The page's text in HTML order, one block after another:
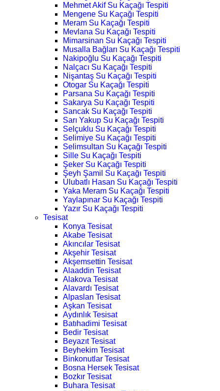
Mehmet Akif Su Kaçağı Tespiti
Mengene Su Kaçağı Tespiti
Meram Su Kaçağı Tespiti
Mevlana Su Kaçağı Tespiti
Mimarsinan Su Kaçağı Tespiti
Musalla Bağları Su Kaçağı Tespiti
Nakipoğlu Su Kaçağı Tespiti
Nalçacı Su Kaçağı Tespiti
Nişantaş Su Kaçağı Tespiti
Otogar Su Kaçağı Tespiti
Parsana Su Kaçağı Tespiti
Sakarya Su Kaçağı Tespiti
Sancak Su Kaçağı Tespiti
Sarı Yakup Su Kaçağı Tespiti
Selçuklu Su Kaçağı Tespiti
Selimiye Su Kaçağı Tespiti
Selimsultan Su Kaçağı Tespiti
Sille Su Kaçağı Tespiti
Şeker Su Kaçağı Tespiti
Şeyh Şamil Su Kaçağı Tespiti
Ulubatlı Hasan Su Kaçağı Tespiti
Yaka Meram Su Kaçağı Tespiti
Yaylapınar Su Kaçağı Tespiti
Yazır Su Kaçağı Tespiti
Tesisat
Konya Tesisat
Akabe Tesisat
Akıncılar Tesisat
Akşehir Tesisat
Akşemsettin Tesisat
Alaaddin Tesisat
Alakova Tesisat
Alavardı Tesisat
Alpaslan Tesisat
Aşkan Tesisat
Aydınlık Tesisat
Batıhadimi Tesisat
Bedir Tesisat
Beyazıt Tesisat
Beyhekim Tesisat
Binkonutlar Tesisat
Bosna Hersek Tesisat
Bozkır Tesisat
Buhara Tesisat